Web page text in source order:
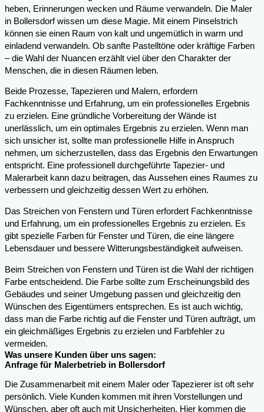
heben, Erinnerungen wecken und Räume verwandeln. Die Maler
in Bollersdorf wissen um diese Magie. Mit einem Pinselstrich
können sie einen Raum von kalt und ungemütlich in warm und
einladend verwandeln. Ob sanfte Pastelltöne oder kräftige Farben
– die Wahl der Nuancen erzählt viel über den Charakter der
Menschen, die in diesen Räumen leben.
Beide Prozesse, Tapezieren und Malern, erfordern
Fachkenntnisse und Erfahrung, um ein professionelles Ergebnis
zu erzielen. Eine gründliche Vorbereitung der Wände ist
unerlässlich, um ein optimales Ergebnis zu erzielen. Wenn man
sich unsicher ist, sollte man professionelle Hilfe in Anspruch
nehmen, um sicherzustellen, dass das Ergebnis den Erwartungen
entspricht. Eine professionell durchgeführte Tapezier- und
Malerarbeit kann dazu beitragen, das Aussehen eines Raumes zu
verbessern und gleichzeitig dessen Wert zu erhöhen.
Das Streichen von Fenstern und Türen erfordert Fachkenntnisse
und Erfahrung, um ein professionelles Ergebnis zu erzielen. Es
gibt spezielle Farben für Fenster und Türen, die eine längere
Lebensdauer und bessere Witterungsbeständigkeit aufweisen.
Beim Streichen von Fenstern und Türen ist die Wahl der richtigen
Farbe entscheidend. Die Farbe sollte zum Erscheinungsbild des
Gebäudes und seiner Umgebung passen und gleichzeitig den
Wünschen des Eigentümers entsprechen. Es ist auch wichtig,
dass man die Farbe richtig auf die Fenster und Türen aufträgt, um
ein gleichmäßiges Ergebnis zu erzielen und Farbfehler zu
vermeiden.
Was unsere Kunden über uns sagen:
Anfrage für Malerbetrieb in Bollersdorf
Die Zusammenarbeit mit einem Maler oder Tapezierer ist oft sehr
persönlich. Viele Kunden kommen mit ihren Vorstellungen und
Wünschen, aber oft auch mit Unsicherheiten. Hier kommen die